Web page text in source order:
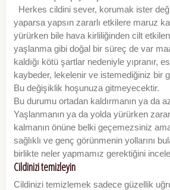
Herkes cildini sever, korumak ister
yaparsa yapsın zararlı etkilere maruz
yürürken bile hava kirliliğinden cilt
yaşlanma gibi doğal bir süreç de var
kaldığı kötü şartlar nedeniyle yıpranır,
kaybeder, lekelenir ve istemediğiniz bir
Bu değişiklik hoşunuza gitmeyecektir.
Bu durumu ortadan kaldırmanın ya da
Yaşlanmanın ya da yolda yürürken
kalmanın önüne belki geçemezsiniz
sağlıklı ve genç görünmenin yollarını
birlikte neler yapmamız gerektiğini
Cildinizi temizleyin
Cildinizi temizlemek sadece güzellik